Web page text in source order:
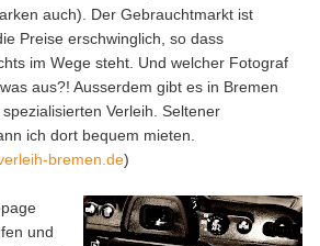
auch). Der Gebrauchtmarkt ist
Preise erschwinglich, so dass
im Wege steht. Und welcher Fotograf
aus?! Ausserdem gibt es in Bremen
Verleih. Seltener
ich dort bequem mieten.
bremen.de)
und